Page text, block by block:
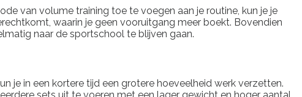
van volume training toe te voegen aan je routine, kun je je
waarin je geen vooruitgang meer boekt. Bovendien
naar de sportschool te blijven gaan.
je in een kortere tijd een grotere hoeveelheid werk verzetten.
sets uit te voeren met een lager gewicht en hoger aantal